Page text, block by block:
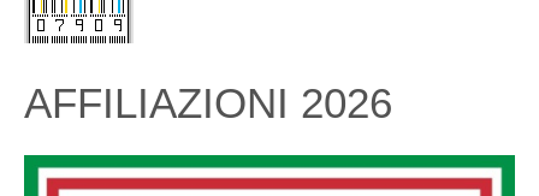
AFFILIAZIONI 2026